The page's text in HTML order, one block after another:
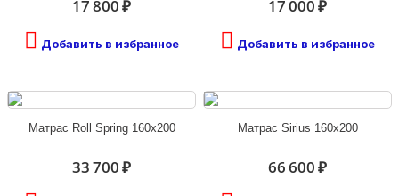
17 800 ₽
Добавить в избранное
17 000 ₽
Добавить в избранное
Матрас Roll Spring 160х200
33 700 ₽
Матрас Sirius 160х200
66 600 ₽